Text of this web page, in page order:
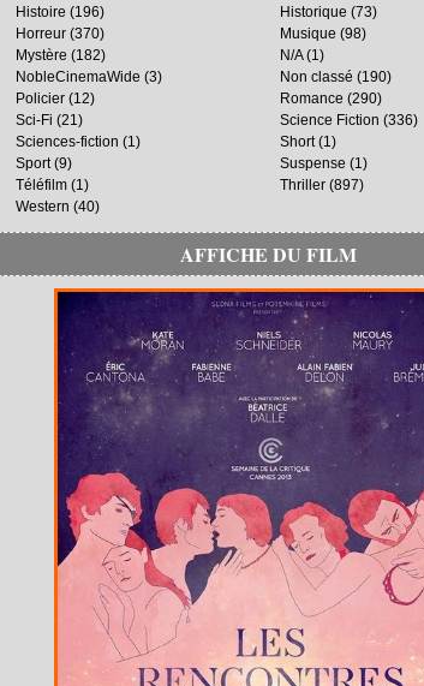
Histoire (196) Historique (73)
Horreur (370) Musique (98)
Mystère (182) N/A(1)
NobleCinemaWide (3) Non classé (190)
Policier (12) Romance (290)
Sci-Fi (21) Science Fiction (336)
Sciences-fiction (1) Short(1)
Sport(9) Suspense (1)
Téléfilm (1) Thriller (897)
Western (40)
AFFICHE DU FILM